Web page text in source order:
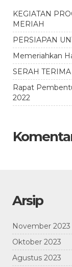
KEGIATAN
MERIAH
PERSIAPAN
Memeriahkan
SERAH
Rapat
2022
Arsip
November 2023
Oktober 2023
Agustus 2023